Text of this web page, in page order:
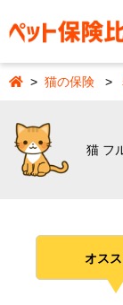
猫の保険
猫 フ
オス